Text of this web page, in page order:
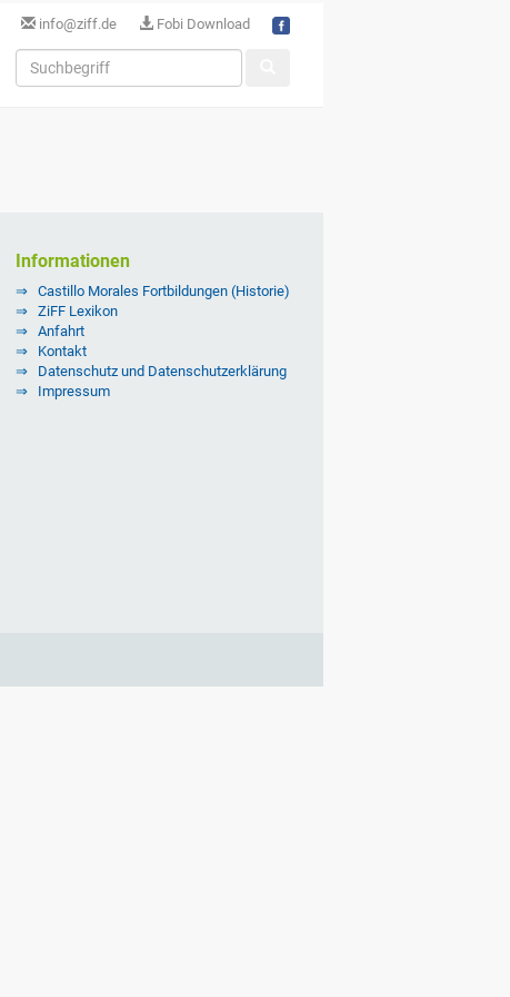
info@ziff.de Fobi Download
Informationen
Castillo Morales Fortbildungen (Historie)
ZiFF Lexikon
Anfahrt
Kontakt
Datenschutz und Datenschutzerklärung
Impressum